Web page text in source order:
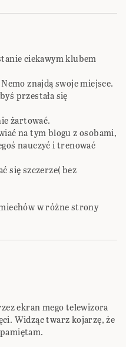
ciekawym klubem
znajdą swoje miejsce.
przestała się
żartować.
na tym blogu z osobami,
nauczyć i trenować
się szczerze( bez
w różne strony
ekran mego telewizora
Widząc twarz kojarzę, że